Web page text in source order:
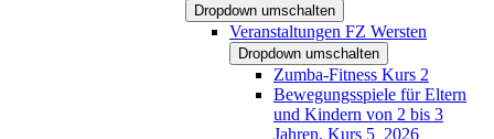
Dropdown umschalten
Veranstaltungen FZ Wersten
Dropdown umschalten
Zumba-Fitness Kurs 2
Bewegungsspiele für Eltern
und Kindern von 2 bis 3
Jahren, Kurs 5_2026